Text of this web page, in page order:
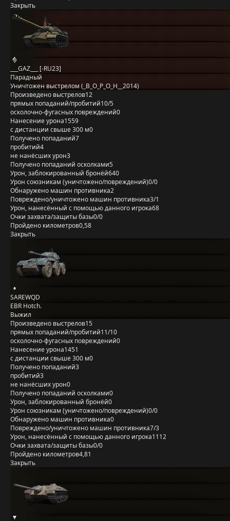
Закрыть
___GAZ___ [-RU23]
Парадный
Уничтожен выстрелом (_B_O_P_O_H__2014)
Произведено выстрелов12
прямых попаданий/пробитий10/5
осколочно-фугасных повреждений0
Нанесение урона1559
с дистанции свыше 300 м0
Получено попаданий7
пробитий4
не нанёсших урон3
Получено попаданий осколками5
Урон, заблокированный бронёй640
Урон союзникам (уничтожено/повреждений)0/0
Обнаружено машин противника2
Повреждено/уничтожено машин противника3/1
Урон, нанесённый с помощью данного игрока68
Очки захвата/защиты базы0/0
Пройдено километров0,58
Закрыть
SAREWQD
EBR Hotch.
Выжил
Произведено выстрелов15
прямых попаданий/пробитий11/10
осколочно-фугасных повреждений0
Нанесение урона1451
с дистанции свыше 300 м0
Получено попаданий3
пробитий3
не нанёсших урон0
Получено попаданий осколками0
Урон, заблокированный бронёй0
Урон союзникам (уничтожено/повреждений)0/0
Обнаружено машин противника0
Повреждено/уничтожено машин противника7/3
Урон, нанесённый с помощью данного игрока1112
Очки захвата/защиты базы0/0
Пройдено километров4,81
Закрыть